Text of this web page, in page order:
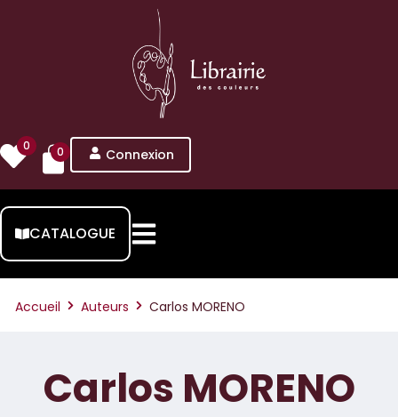
0 0 Connexion
CATALOGUE
Accueil Auteurs Carlos MORENO
Carlos MORENO